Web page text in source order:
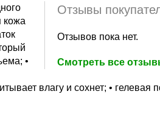
Отзывы
Отзывов пока нет.
Смотреть все
кожа
•
влагу и сохнет; • гелевая